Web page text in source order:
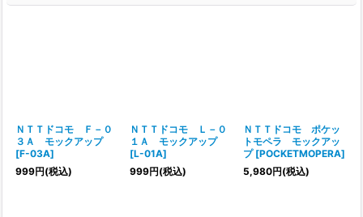
ＮＴＴドコモ Ｆ－０
３Ａ モックアップ
[F-03A]
999円(税込)
ＮＴＴドコモ Ｌ－０
１Ａ モックアップ
[L-01A]
999円(税込)
ＮＴＴドコモ ポケッ
トモペラ モックアッ
プ [POCKETMOPERA]
5,980円(税込)